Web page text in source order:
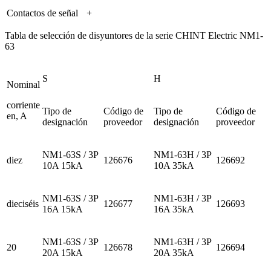
Contactos de señal +
Tabla de selección de disyuntores de la serie CHINT Electric NM1-
63
Nominal
corriente
en, A
S H
Tipo de
designación
Código de
proveedor
Tipo de
designación
Código de
proveedor
diez
NM1-63S / 3P
10A 15kA
126676
NM1-63H / 3P
10A 35kA
126692
dieciséis
NM1-63S / 3P
16A 15kA
126677
NM1-63H / 3P
16A 35kA
126693
20
NM1-63S / 3P
20A 15kA
126678
NM1-63H / 3P
20A 35kA
126694